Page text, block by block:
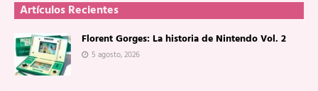
Artículos Recientes
Florent Gorges: La historia de Nintendo Vol. 2
5 agosto, 2026